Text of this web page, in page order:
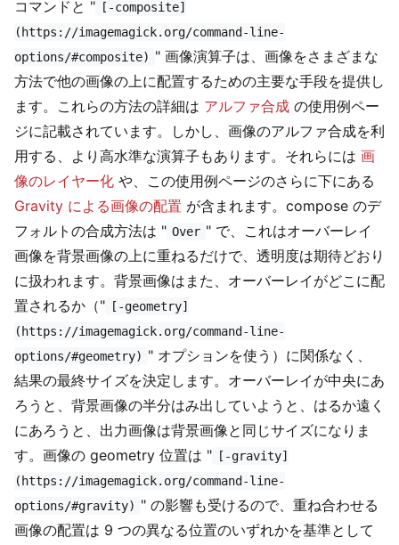
コマンドと "
[-composite]
(https://imagemagick.org/command-line-
options/#composite) " 画像演算子は、画像をさまざまな
方法で他の画像の上に配置するための主要な手段を提供し
ます。これらの方法の詳細は アルファ合成 の使用例ペー
ジに記載されています。しかし、画像のアルファ合成を利
用する、より高水準な演算子もあります。それらには 画
像のレイヤー化 や、この使用例ページのさらに下にある
Gravity による画像の配置 が含まれます。compose のデ
フォルトの合成方法は " Over " で、これはオーバーレイ
画像を背景画像の上に重ねるだけで、透明度は期待どおり
に扱われます。背景画像はまた、オーバーレイがどこに配
置されるか（"
[-geometry]
(https://imagemagick.org/command-line-
options/#geometry) " オプションを使う）に関係なく、
結果の最終サイズを決定します。オーバーレイが中央にあ
ろうと、背景画像の半分はみ出していようと、はるか遠く
にあろうと、出力画像は背景画像と同じサイズになりま
す。画像の geometry 位置は "
[-gravity]
(https://imagemagick.org/command-line-
options/#gravity) " の影響も受けるので、重ね合わせる
画像の配置は 9 つの異なる位置のいずれかを基準として